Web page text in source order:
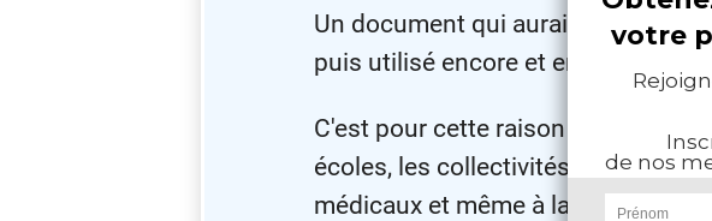
Un document qui aurait été
puis utilisé encore et encore.
C'est pour cette raison que les
écoles, les collectivités, les
médicaux et même à la maison.